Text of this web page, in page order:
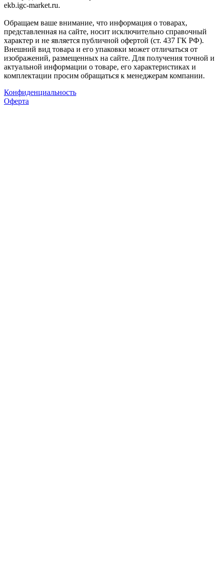
ekb.igc-market.ru.
Обращаем ваше внимание, что информация о товарах,
представленная на сайте, носит исключительно справочный
характер и не является публичной офертой (ст. 437 ГК РФ).
Внешний вид товара и его упаковки может отличаться от
изображений, размещенных на сайте. Для получения точной и
актуальной информации о товаре, его характеристиках и
комплектации просим обращаться к менеджерам компании.
Конфиденциальность
Оферта